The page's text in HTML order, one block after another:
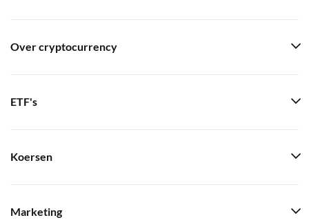
Over cryptocurrency
ETF's
Koersen
Marketing